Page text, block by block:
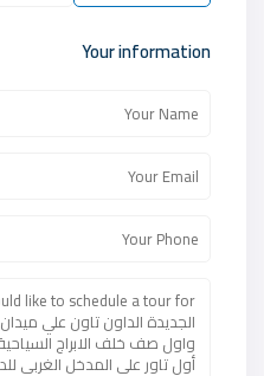
Your information